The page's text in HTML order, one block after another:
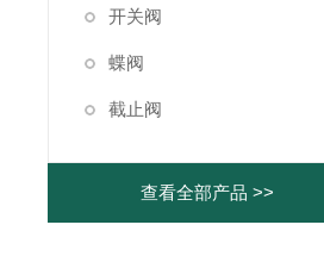
开关阀
蝶阀
截止阀
查看全部产品 >>